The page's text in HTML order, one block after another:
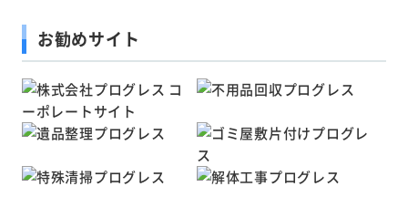
お勧めサイト